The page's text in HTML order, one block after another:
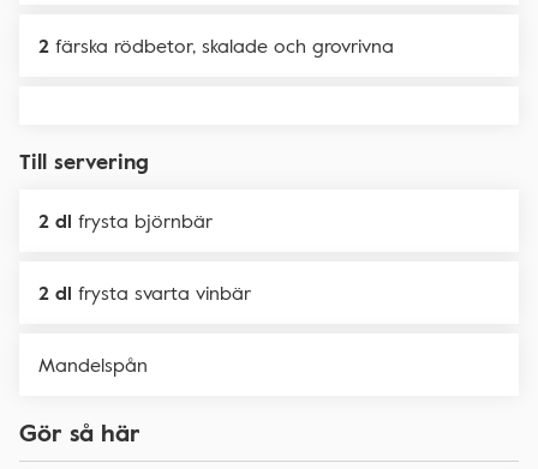
2 färska rödbetor, skalade och grovrivna
Till servering
2 dl frysta björnbär
2 dl frysta svarta vinbär
Mandelspån
Gör så här